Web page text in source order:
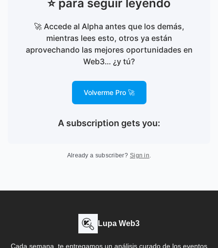
⭐️ para seguir leyendo
🚀 Accede al Alpha antes que los demás,
mientras lees esto, otros ya están
aprovechando las mejores oportunidades en
Web3… ¿y tú?
Volverme Pro 🚀
A subscription gets you:
Already a subscriber? Sign in.
Lupa Web3
Cada semana, te entregamos un análisis curado de los eventos